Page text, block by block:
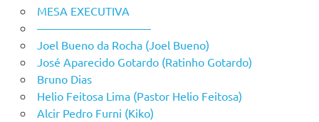
MESA EXECUTIVA
——————————
Joel Bueno da Rocha (Joel Bueno)
José Aparecido Gotardo (Ratinho Gotardo)
Bruno Dias
Helio Feitosa Lima (Pastor Helio Feitosa)
Alcir Pedro Furni (Kiko)